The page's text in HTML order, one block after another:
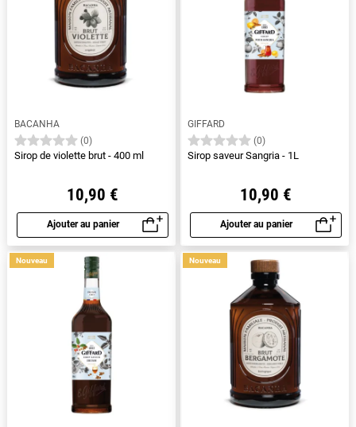
BACANHA
(0)
Sirop de violette brut - 400 ml
10,90 €
Ajouter au panier
Aperçu rapide
GIFFARD
(0)
Sirop saveur Sangria - 1L
10,90 €
Ajouter au panier
Aperçu rapide
Nouveau Nouveau